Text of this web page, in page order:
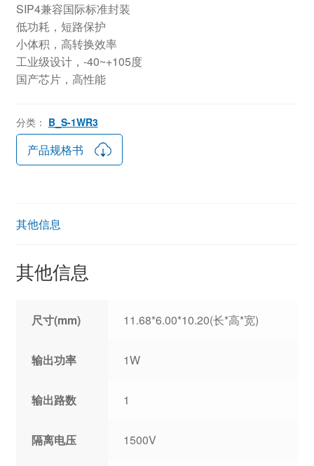
SIP4兼容国际标准封装
低功耗，短路保护
小体积，高转换效率
工业级设计，-40~+105度
国产芯片，高性能
分类： B_S-1WR3
产品规格书
其他信息
其他信息
尺寸(mm) 11.68*6.00*10.20(长*高*宽)
输出功率 1W
输出路数 1
隔离电压 1500V